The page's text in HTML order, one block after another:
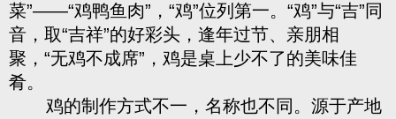
菜”——“鸡鸭鱼肉”，“鸡”位列第一。“鸡”与“吉”同
音，取“吉祥”的好彩头，逢年过节、亲朋相
聚，“无鸡不成席”，鸡是桌上少不了的美味佳
肴。
鸡的制作方式不一，名称也不同。源于产地